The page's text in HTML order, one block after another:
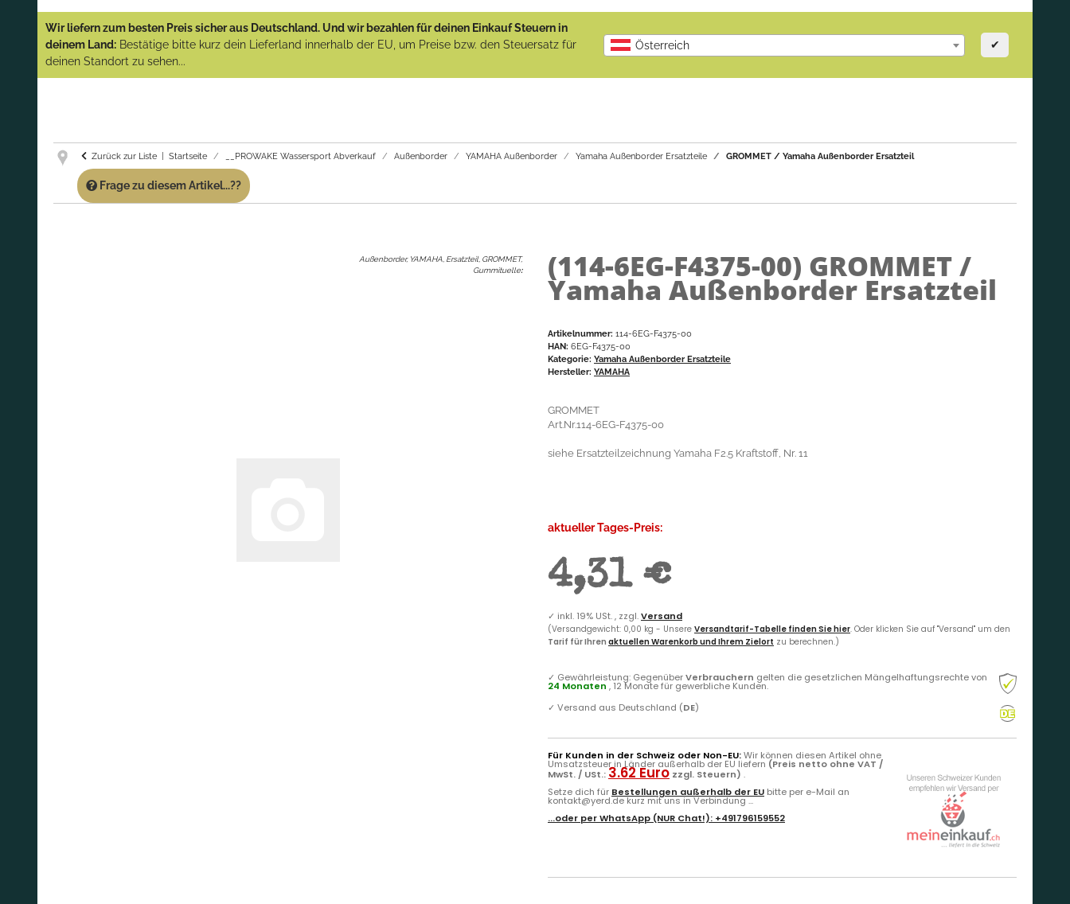
(Abverkauf)!
GARANTIE UND SERVICE:
Artikeln einfach an!
Wir liefern zum besten Preis sicher aus Deutschland. Und wir bezahlen für deinen Einkauf Steuern in
deinem Land: Bestätige bitte kurz dein Lieferland innerhalb der EU, um Preise bzw. den Steuersatz für
deinen Standort zu sehen...
Österreich ✔
Zurück zur Liste Startseite __PROWAKE Wassersport Abverkauf Außenborder YAMAHA Außenborder Yamaha Außenborder Ersatzteile GROMMET / Yamaha Außenborder Ersatzteil
Frage zu diesem Artikel...??
Außenborder, YAMAHA, Ersatzteil, GROMMET,
Gummituelle: (114-6EG-F4375-00) GROMMET /
Yamaha Außenborder Ersatzteil
Artikelnummer: 114-6EG-F4375-00
HAN: 6EG-F4375-00
Kategorie: Yamaha Außenborder Ersatzteile
Hersteller: YAMAHA
GROMMET
Art.Nr.114-6EG-F4375-00
siehe Ersatzteilzeichnung Yamaha F2.5 Kraftstoff, Nr. 11
aktueller Tages-Preis:
4,31 €
✓ inkl. 19% USt. , zzgl.Versand
(Versandgewicht: 0,00 kg - Unsere Versandtarif-Tabelle finden Sie hier. Oder klicken Sie auf "Versand" um den
Tarif für Ihren aktuellen Warenkorb und Ihrem Zielort zu berechnen.)
✓ Gewährleistung: GegenüberVerbrauchern gelten die gesetzlichen Mängelhaftungsrechte von
24 Monaten , 12 Monate für gewerbliche Kunden.
✓ Versand aus Deutschland (DE)
Für Kunden in der Schweiz oder Non-EU:Wir können diesen Artikel ohne
Umsatzsteuer in Länder außerhalb der EU liefern (Preis netto ohne VAT /
MwSt. / USt.: 3.62 Euro zzgl. Steuern) .
Setze dich für Bestellungen außerhalb der EU bitte per e-Mail an
kontakt@yerd.de kurz mit uns in Verbindung ...
...oder perWhatsApp (NUR Chat!): +491796159552